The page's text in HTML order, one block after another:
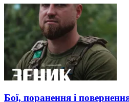
Бої, поранення і